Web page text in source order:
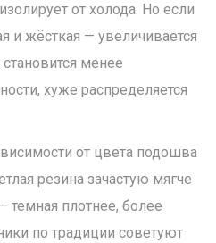
от холода. Но если
и жёсткая — увеличивается
менее
хуже распределяется
от цвета подошва
резина зачастую мягче
темная плотнее, более
по традиции советуют